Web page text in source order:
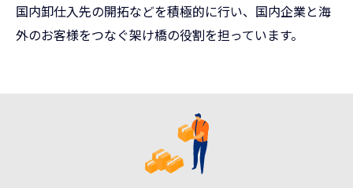
国内卸仕入先の開拓などを積極的に行い、国内企業と海
外のお客様をつなぐ架け橋の役割を担っています。